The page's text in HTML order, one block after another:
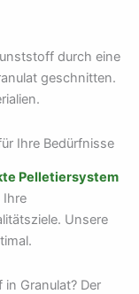
durch eine
geschnitten.
Ihre Bedürfnisse
Pelletiersystem
Ihre
Unsere
Granulat? Der